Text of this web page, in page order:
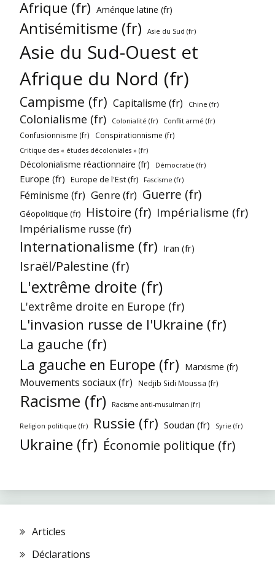
Afrique (fr) Amérique latine (fr)
Antisémitisme (fr) Asie du Sud (fr)
Asie du Sud-Ouest et
Afrique du Nord (fr)
Campisme (fr) Capitalisme (fr) Chine (fr)
Colonialisme (fr) Colonialité (fr) Conflit armé (fr)
Confusionnisme (fr) Conspirationnisme (fr)
Critique des « études décoloniales » (fr)
Décolonialisme réactionnaire (fr) Démocratie (fr)
Europe (fr) Europe de l'Est (fr) Fascisme (fr)
Féminisme (fr) Genre (fr) Guerre (fr)
Géopolitique (fr) Histoire (fr) Impérialisme (fr)
Impérialisme russe (fr)
Internationalisme (fr) Iran (fr)
Israël/Palestine (fr)
L'extrême droite (fr)
L'extrême droite en Europe (fr)
L'invasion russe de l'Ukraine (fr)
La gauche (fr)
La gauche en Europe (fr) Marxisme (fr)
Mouvements sociaux (fr) Nedjib Sidi Moussa (fr)
Racisme (fr) Racisme anti-musulman (fr)
Religion politique (fr) Russie (fr) Soudan (fr) Syrie (fr)
Ukraine (fr) Économie politique (fr)
Articles
Déclarations